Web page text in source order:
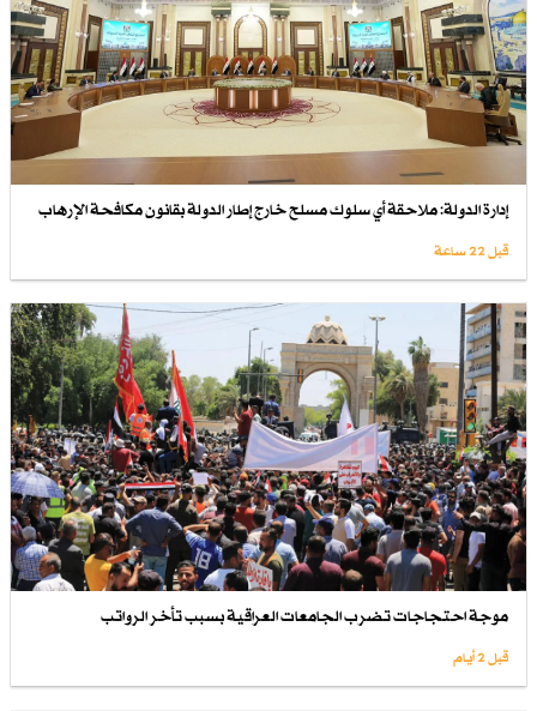
إدارة الدولة: ملاحقة أي سلوك مسلح خارج إطار الدولة بقانون مكافحة الإرهاب
قبل 22 ساعة
موجة احتجاجات تضرب الجامعات العراقية بسبب تأخر الرواتب
قبل 2 أيام